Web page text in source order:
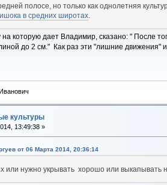
полосе, но только как однолетняя
в средних широтах.
на которую дает Владимир, сказано: " После
до 2 см." Как раз эти "лишние движения"
культуры
13:49:38 »
от 06 Марта 2014, 20:36:14
или нужно укрывать хорошо или выкапывать